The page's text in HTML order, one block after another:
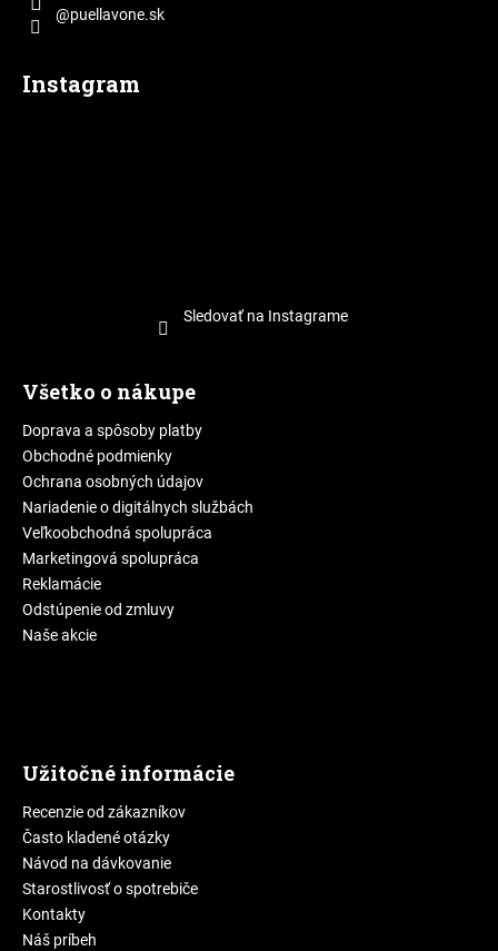
@puellavone.sk
Instagram
Sledovať na Instagrame
Všetko o nákupe
Doprava a spôsoby platby
Obchodné podmienky
Ochrana osobných údajov
Nariadenie o digitálnych službách
Veľkoobchodná spolupráca
Marketingová spolupráca
Reklamácie
Odstúpenie od zmluvy
Naše akcie
Užitočné informácie
Recenzie od zákazníkov
Často kladené otázky
Návod na dávkovanie
Starostlivosť o spotrebiče
Kontakty
Náš príbeh